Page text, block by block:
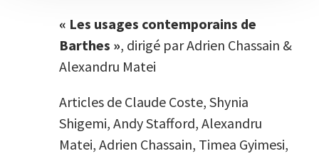
« Les usages contemporains de
Barthes », dirigé par Adrien Chassain &
Alexandru Matei
Articles de Claude Coste, Shynia
Shigemi, Andy Stafford, Alexandru
Matei, Adrien Chassain, Timea Gyimesi,